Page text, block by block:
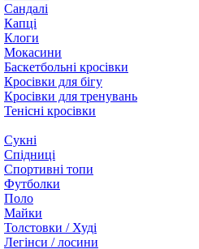
Сандалі
Капці
Клоги
Мокасини
Баскетбольні кросівки
Кросівки для бігу
Кросівки для тренувань
Тенісні кросівки
Сукні
Спідниці
Спортивні топи
Футболки
Поло
Майки
Толстовки / Худі
Легінси / лосини